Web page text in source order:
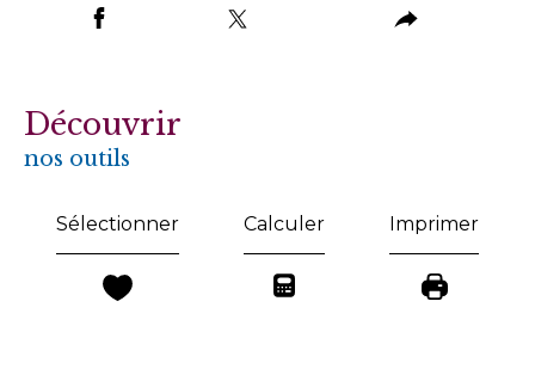
découvrir
nos outils
Sélectionner Calculer Imprimer